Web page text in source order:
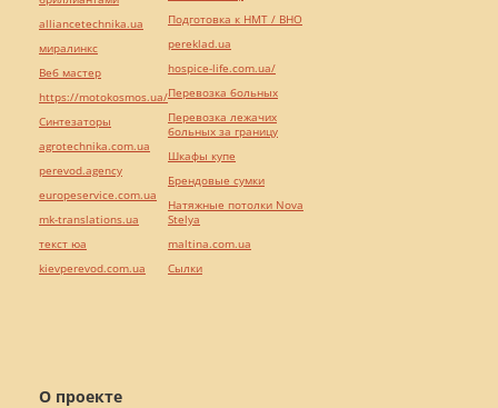
О проекте
alliancetechnika.ua
миралинкс
Веб мастер
https://motokosmos.ua/
Синтезаторы
agrotechnika.com.ua
perevod.agency
europeservice.com.ua
mk-translations.ua
текст юа
kievperevod.com.ua
Подготовка к НМТ / ВНО
pereklad.ua
hospice-life.com.ua/
Перевозка больных
Перевозка лежачих
больных за границу
Шкафы купе
Брендовые сумки
Натяжные потолки Nova
Stelya
maltina.com.ua
Cылки